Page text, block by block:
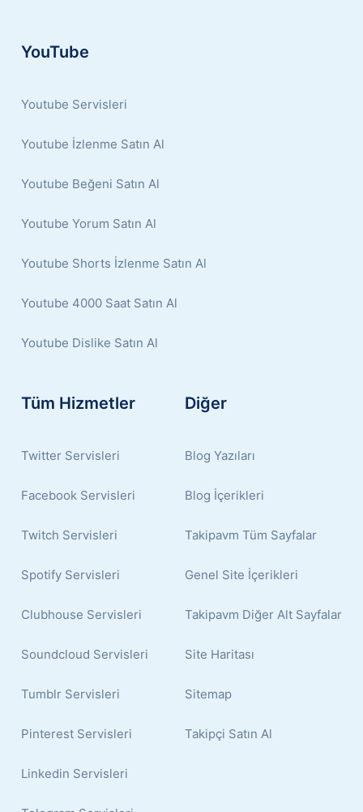
YouTube
Youtube Servisleri
Youtube İzlenme Satın Al
Youtube Beğeni Satın Al
Youtube Yorum Satın Al
Youtube Shorts İzlenme Satın Al
Youtube 4000 Saat Satın Al
Youtube Dislike Satın Al
Tüm Hizmetler
Twitter Servisleri
Facebook Servisleri
Twitch Servisleri
Spotify Servisleri
Clubhouse Servisleri
Soundcloud Servisleri
Tumblr Servisleri
Pinterest Servisleri
Linkedin Servisleri
Diğer
Blog Yazıları
Blog İçerikleri
Takipavm Tüm Sayfalar
Genel Site İçerikleri
Takipavm Diğer Alt Sayfalar
Site Haritası
Sitemap
Takipçi Satın Al